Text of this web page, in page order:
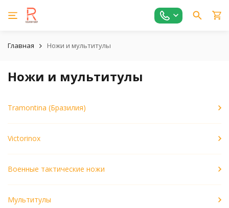
Главная Ножи и мультитулы
Ножи и мультитулы
Tramontina (Бразилия)
Victorinox
Военные тактические ножи
Мультитулы